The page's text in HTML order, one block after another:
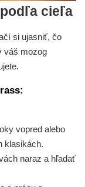
cieľa
si ujasniť, čo
váš mozog
vopred alebo
klasikách.
naraz a hľadať